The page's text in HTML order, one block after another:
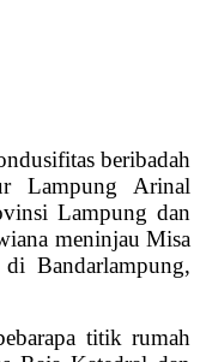
beribadah
Lampung Arinal
Lampung dan
meninjau Misa
Bandarlampung,
titik rumah